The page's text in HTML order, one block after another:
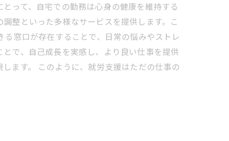
って、自宅での勤務は心身の健康を維持する
整といった多様なサービスを提供します。こ
窓口が存在することで、日常の悩みやストレ
で、自己成長を実感し、より良い仕事を提供
ます。 このように、就労支援はただの仕事の